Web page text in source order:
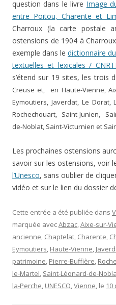
question dans le livre Image
entre Poitou, Charente et
Charroux (la carte postale
ostensions de 1904 à
exemple dans le dictionnaire
textuelles et lexicales /
s’étend sur 19 sites, les trois
Creuse et, en Haute-Vienne,
Eymoutiers, Javerdat, Le Dorat,
Rochechouart, Saint-Junien,
de-Noblat, Saint-Victurnien et
Les prochaines ostensions
savoir sur les ostensions, voir
l’Unesco, sans oublier de
vidéo et sur le lien du dossier
Cette entrée a été publiée dans
marquée avecAbzac,Aixe-sur-
ancienne, Chaptelat, Charente,
Eymoutiers, Haute-Vienne,
patrimoine, Pierre-Buffière,
le-Martel, Saint-Léonard-de-
la-Perche, UNESCO,Vienne, le 10